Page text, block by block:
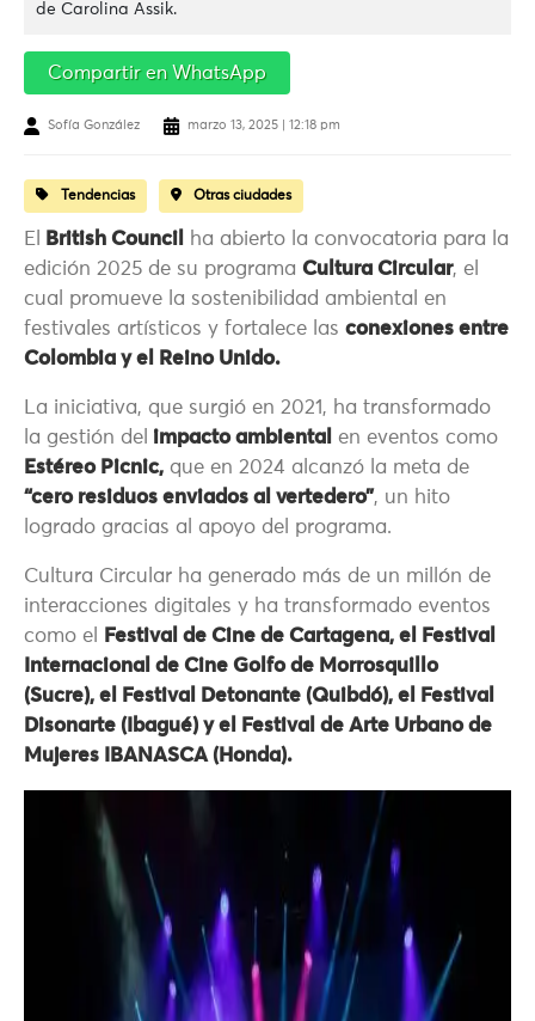
de Carolina Assik.
Compartir en WhatsApp
Sofía González marzo 13, 2025 | 12:18 pm
Tendencias Otras ciudades
El British Council
ha abierto la convocatoria para la
edición 2025 de su programa Cultura Circular, el
cual promueve la sostenibilidad ambiental en
festivales artísticos y fortalece las conexiones entre
Colombia y el Reino Unido.
La iniciativa, que surgió en 2021, ha transformado
la gestión del impacto ambiental en eventos como
Estéreo Picnic, que en 2024 alcanzó la meta de
“cero residuos enviados al vertedero”, un hito
logrado gracias al apoyo del programa.
Cultura Circular ha generado más de un millón de
interacciones digitales y ha transformado eventos
como el
Festival de Cine de Cartagena, el Festival
Internacional de Cine Golfo de Morrosquillo
(Sucre), el Festival Detonante (Quibdó), el Festival
Disonarte (Ibagué) y el Festival de Arte Urbano de
Mujeres IBANASCA (Honda).